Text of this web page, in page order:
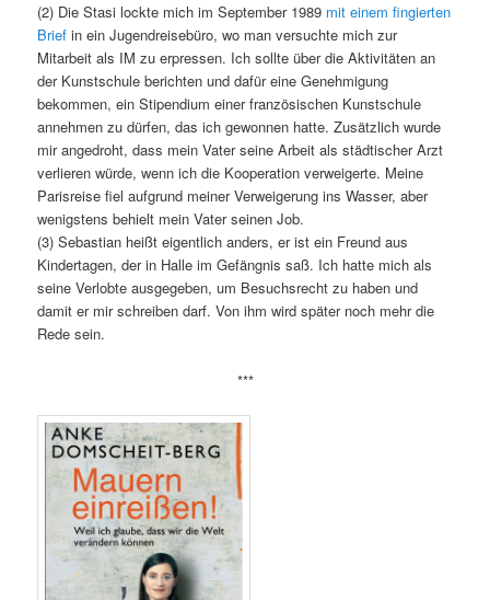
(2) Die Stasi lockte mich im September 1989 mit einem fingierten
Briefin ein Jugendreisebüro, wo man versuchte mich zur
Mitarbeit als IM zu erpressen. Ich sollte über die Aktivitäten an
der Kunstschule berichten und dafür eine Genehmigung
bekommen, ein Stipendium einer französischen Kunstschule
annehmen zu dürfen, das ich gewonnen hatte. Zusätzlich wurde
mir angedroht, dass mein Vater seine Arbeit als städtischer Arzt
verlieren würde, wenn ich die Kooperation verweigerte. Meine
Parisreise fiel aufgrund meiner Verweigerung ins Wasser, aber
wenigstens behielt mein Vater seinen Job.
(3) Sebastian heißt eigentlich anders, er ist ein Freund aus
Kindertagen, der in Halle im Gefängnis saß. Ich hatte mich als
seine Verlobte ausgegeben, um Besuchsrecht zu haben und
damit er mir schreiben darf. Von ihm wird später noch mehr die
Rede sein.
***